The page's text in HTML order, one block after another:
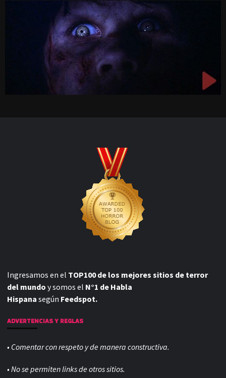
Ingresamos en el TOP100 de los mejores sitios de terror
del mundo y somos el N°1 de Habla
Hispana según Feedspot.
ADVERTENCIAS Y REGLAS
• Comentar con respeto y de manera constructiva.
• No se permiten links de otros sitios.